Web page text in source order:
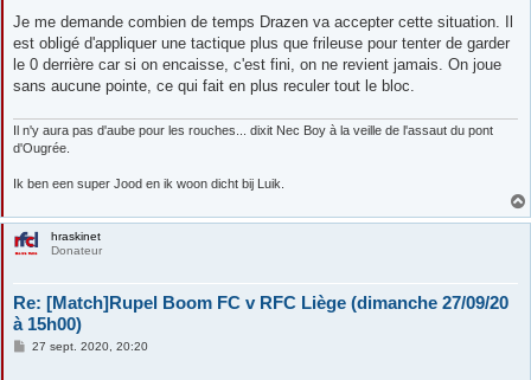
s
a
g
Je me demande combien de temps Drazen va accepter cette situation. Il
est obligé d'appliquer une tactique plus que frileuse pour tenter de garder
le 0 derrière car si on encaisse, c'est fini, on ne revient jamais. On joue
sans aucune pointe, ce qui fait en plus reculer tout le bloc.
Il n'y aura pas d'aube pour les rouches... dixit Nec Boy à la veille de l'assaut du pont
d'Ougrée.
Ik ben een super Jood en ik woon dicht bij Luik.
hraskinet
Donateur
Re: [Match]Rupel Boom FC v RFC Liège (dimanche 27/09/20
à 15h00)
M27 sept. 2020, 20:20